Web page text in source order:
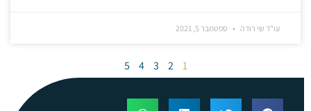
עו"ד שי רודה ספטמבר 5, 2021
1
2
3
4
5